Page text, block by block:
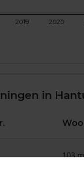
2019 2020
in
103